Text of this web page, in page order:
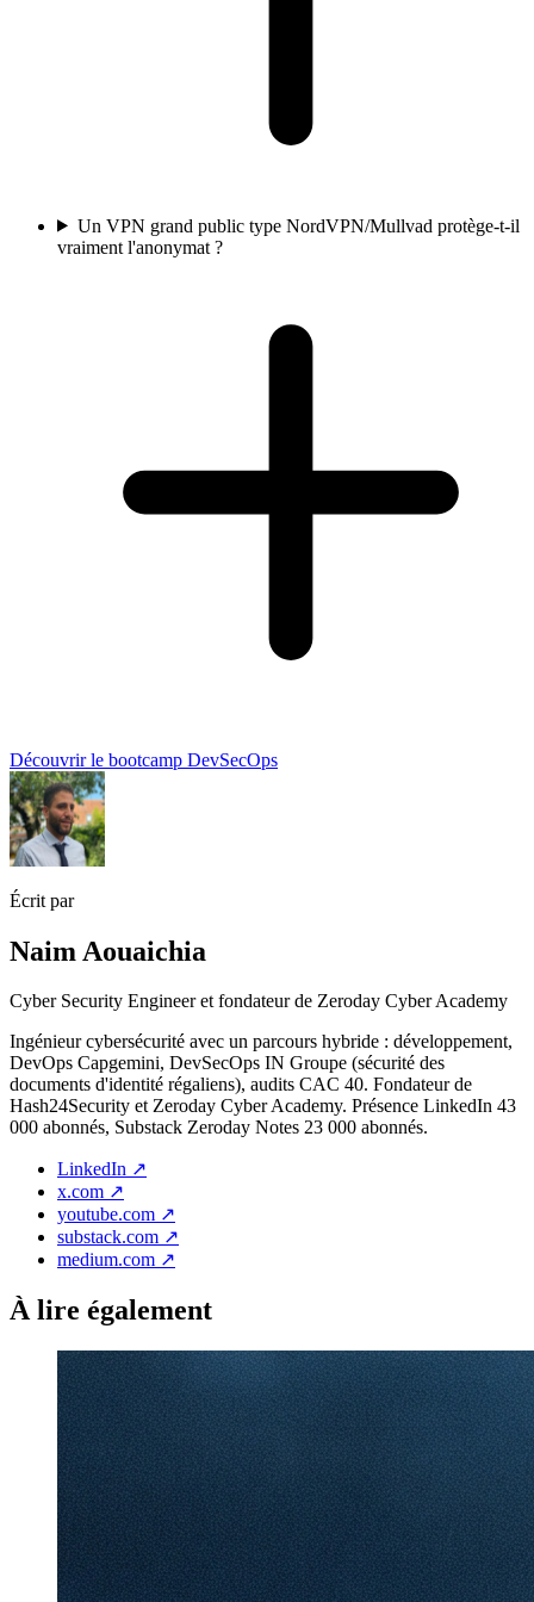
Un VPN grand public type NordVPN/Mullvad protège-t-il
vraiment l'anonymat ?
Découvrir le bootcamp DevSecOps
Écrit par
Naim Aouaichia
Cyber Security Engineer et fondateur de Zeroday Cyber Academy
Ingénieur cybersécurité avec un parcours hybride : développement,
DevOps Capgemini, DevSecOps IN Groupe (sécurité des
documents d'identité régaliens), audits CAC 40. Fondateur de
Hash24Security et Zeroday Cyber Academy. Présence LinkedIn 43
000 abonnés, Substack Zeroday Notes 23 000 abonnés.
LinkedIn ↗
x.com ↗
youtube.com ↗
substack.com ↗
medium.com ↗
À lire également